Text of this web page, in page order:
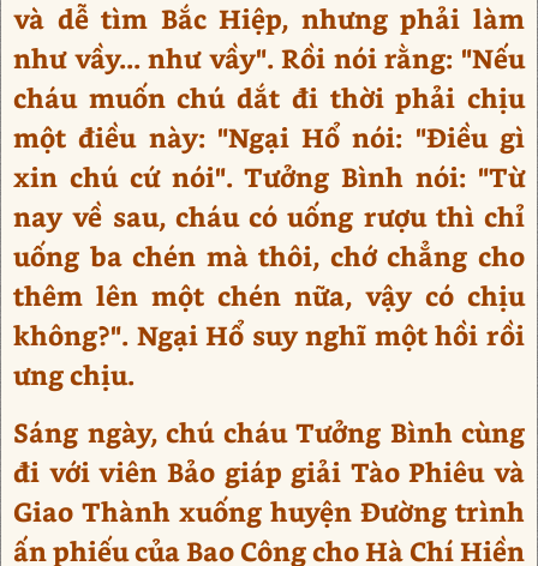
và dễ tìm Bắc Hiệp, nhưng phải làm
như vầy... như vầy". Rồi nói rằng: "Nếu
cháu muốn chú dắt đi thời phải chịu
một điều này: "Ngại Hổ nói: "Điều gì
xin chú cứ nói". Tưởng Bình nói: "Từ
nay về sau, cháu có uống rượu thì chỉ
uống ba chén mà thôi, chớ chẳng cho
thêm lên một chén nữa, vậy có chịu
không?". Ngại Hổ suy nghĩ một hồi rồi
ưng chịu.
Sáng ngày, chú cháu Tưởng Bình cùng
đi với viên Bảo giáp giải Tào Phiêu và
Giao Thành xuống huyện Đường trình
ấn phiếu của Bao Công cho Hà Chí Hiền